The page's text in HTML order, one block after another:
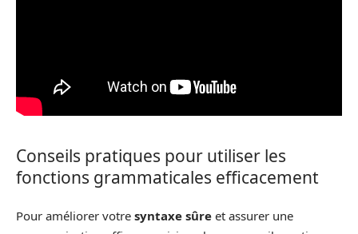
Conseils pratiques pour utiliser les
fonctions grammaticales efficacement
Pour améliorer votre syntaxe sûre et assurer une